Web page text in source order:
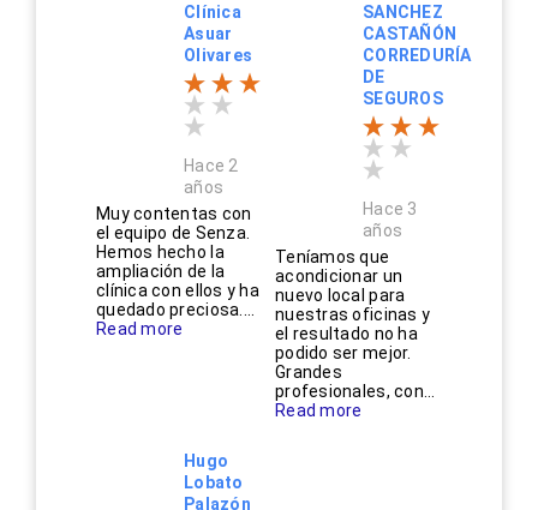
Clínica
Asuar
Olivares
Hace 2
años
Muy contentas con
el equipo de Senza.
Hemos hecho la
ampliación de la
clínica con ellos y ha
quedado preciosa....
Read more
SANCHEZ
CASTAÑÓN
CORREDURÍA
DE
SEGUROS
Hace 3
años
Teníamos que
acondicionar un
nuevo local para
nuestras oficinas y
el resultado no ha
podido ser mejor.
Grandes
profesionales, con...
Read more
Hugo
Lobato
Palazón